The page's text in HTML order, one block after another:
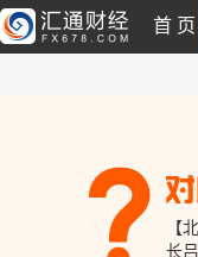
首 页
【
长